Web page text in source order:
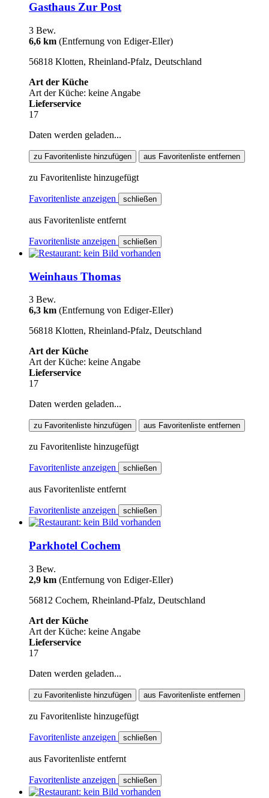
Gasthaus Zur Post
3 Bew.
6,6 km (Entfernung von Ediger-Eller)
56818 Klotten, Rheinland-Pfalz, Deutschland
Art der Küche
Art der Küche: keine Angabe
Lieferservice
17
Daten werden geladen...
zu Favoritenliste hinzufügen aus Favoritenliste entfernen
zu Favoritenliste hinzugefügt
Favoritenliste anzeigen schließen
aus Favoritenliste entfernt
Favoritenliste anzeigen schließen
Weinhaus Thomas
3 Bew.
6,3 km (Entfernung von Ediger-Eller)
56818 Klotten, Rheinland-Pfalz, Deutschland
Art der Küche
Art der Küche: keine Angabe
Lieferservice
17
Daten werden geladen...
zu Favoritenliste hinzufügen aus Favoritenliste entfernen
zu Favoritenliste hinzugefügt
Favoritenliste anzeigen schließen
aus Favoritenliste entfernt
Favoritenliste anzeigen schließen
Parkhotel Cochem
3 Bew.
2,9 km (Entfernung von Ediger-Eller)
56812 Cochem, Rheinland-Pfalz, Deutschland
Art der Küche
Art der Küche: keine Angabe
Lieferservice
17
Daten werden geladen...
zu Favoritenliste hinzufügen aus Favoritenliste entfernen
zu Favoritenliste hinzugefügt
Favoritenliste anzeigen schließen
aus Favoritenliste entfernt
Favoritenliste anzeigen schließen